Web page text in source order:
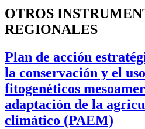
OTROS
REGIONALES
Plan de acción
la conservación y el
fitogenéticos
adaptación de la
climático (PAEM)